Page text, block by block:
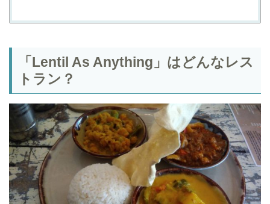
「Lentil As Anything」はどんなレス
トラン？